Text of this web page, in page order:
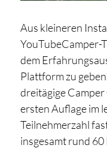
Aus kleineren
YouTubeCamper-
dem
Plattform zu
dreitägige Camper
ersten Auflage im
Teilnehmerzahl
insgesamt rund